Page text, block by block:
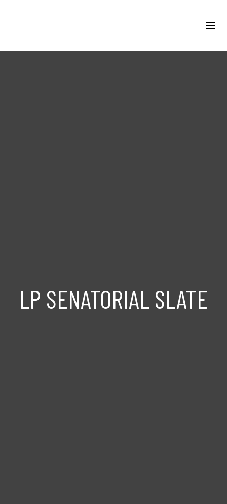
LP SENATORIAL SLATE